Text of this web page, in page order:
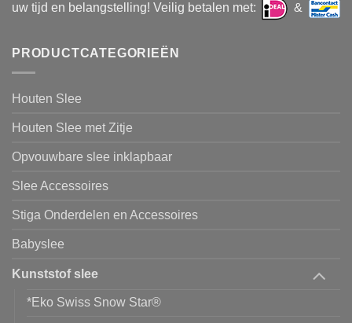
uw tijd en belangstelling! Veilig betalen met:
&
PRODUCTCATEGORIEËN
Houten Slee
Houten Slee met Zitje
Opvouwbare slee inklapbaar
Slee Accessoires
Stiga Onderdelen en Accessoires
Babyslee
Kunststof slee
*Eko Swiss Snow Star®